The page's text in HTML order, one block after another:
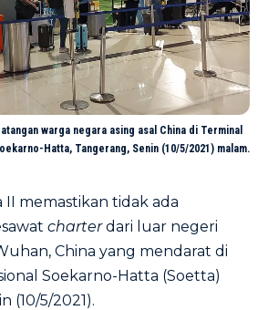
warga negara asing asal China di Terminal
Hatta, Tangerang, Senin (10/5/2021) malam.
II memastikan tidak ada
charterdari luar negeri
China yang mendarat di
Soekarno-Hatta (Soetta)
(10/5/2021).